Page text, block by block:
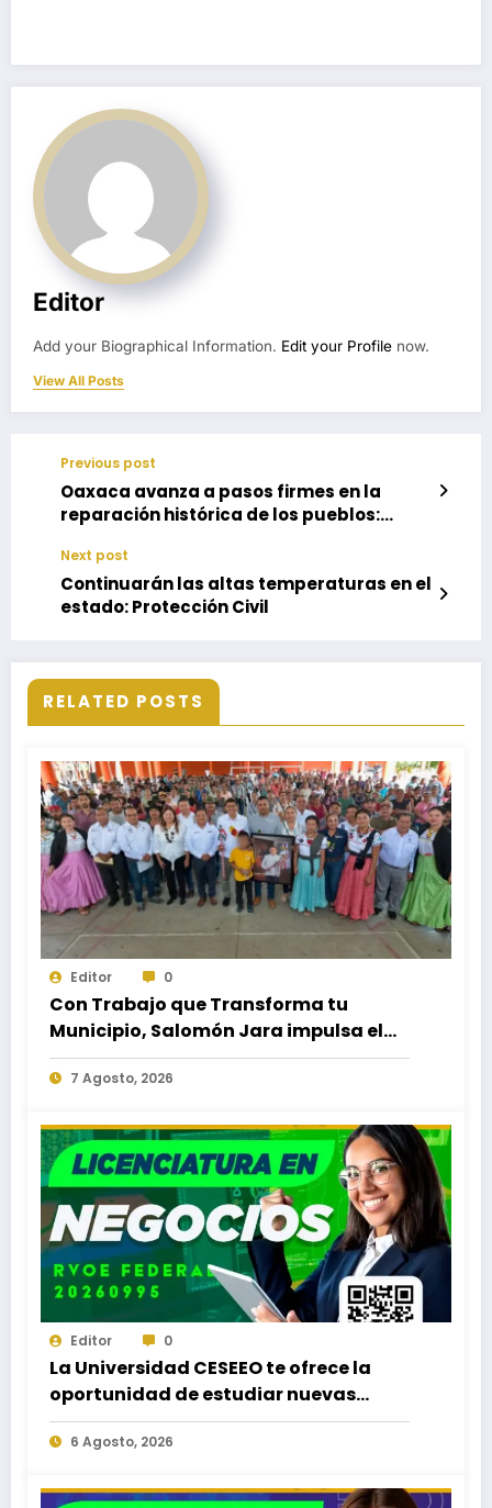
Editor
Add your Biographical Information. Edit your Profile now.
View All Posts
Previous post
Oaxaca avanza a pasos firmes en la
reparación histórica de los pueblos:
Next post
Continuarán las altas temperaturas en el
estado: Protección Civil
RELATED POSTS
Editor 0
Con Trabajo que Transforma tu
Municipio, Salomón Jara impulsa el
desarrollo de Santiago Minas
7 Agosto, 2026
Editor 0
La Universidad CESEEO te ofrece la
oportunidad de estudiar nuevas
Licenciaturas en los Campus Oaxaca,
Puerto Escondido, Ixtepec y en la
6 Agosto, 2026